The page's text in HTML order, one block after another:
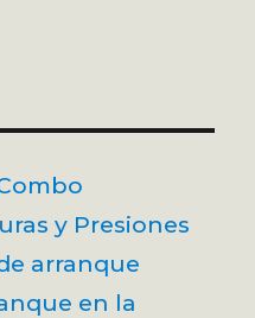
y Presiones
arranque
en la